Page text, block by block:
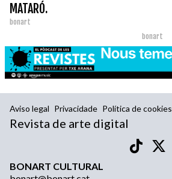
MATARÓ.
bonart
bonart
Aviso legal Privacidade Política de cookies
Revista de arte digital
BONART CULTURAL